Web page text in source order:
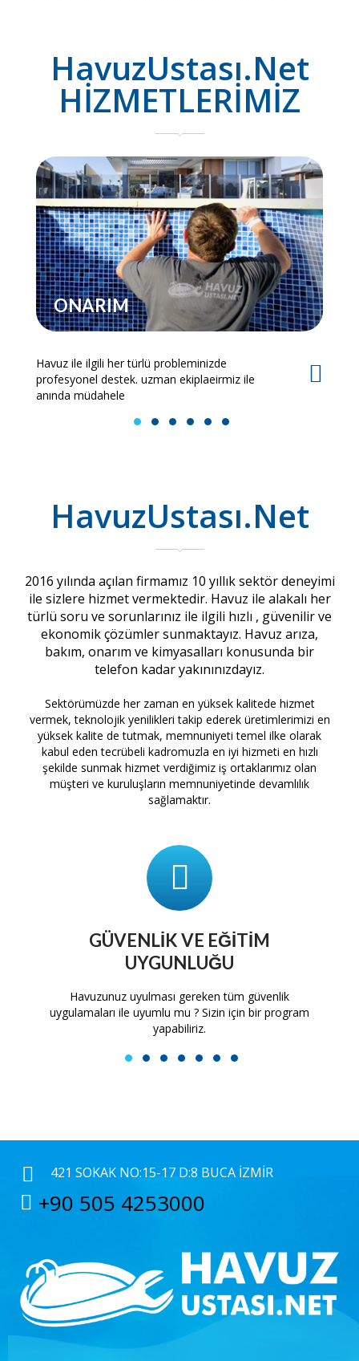
HavuzUstası.Net
HİZMETLERİMİZ
ONARIM
Havuz ile ilgili her türlü probleminizde
profesyonel destek. uzman ekiplaeirmiz ile
anında müdahele
1 2 3 4 5 6
HavuzUstası.Net
2016 yılında açılan firmamız 10 yıllık sektör deneyimi
ile sizlere hizmet vermektedir. Havuz ile alakalı her
türlü soru ve sorunlarınız ile ilgili hızlı , güvenilir ve
ekonomik çözümler sunmaktayız. Havuz arıza,
bakım, onarım ve kimyasalları konusunda bir
telefon kadar yakınınızdayız.
Sektörümüzde her zaman en yüksek kalitede hizmet
vermek, teknolojik yenilikleri takip ederek üretimlerimizi en
yüksek kalite de tutmak, memnuniyeti temel ilke olarak
kabul eden tecrübeli kadromuzla en iyi hizmeti en hızlı
şekilde sunmak hizmet verdiğimiz iş ortaklarımız olan
müşteri ve kuruluşların memnuniyetinde devamlılık
sağlamaktır.
GÜVENLIK VE EĞITIM
UYGUNLUĞU
Havuzunuz uyulması gereken tüm güvenlik
uygulamaları ile uyumlu mu ? Sizin için bir program
yapabiliriz.
1 2 3 4 5 6 7
421 SOKAK NO:15-17 D:8 BUCA İZMIR
+90 505 4253000